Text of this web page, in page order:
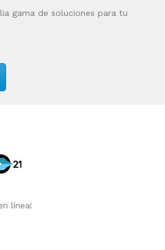
gama de soluciones para tu
línea!